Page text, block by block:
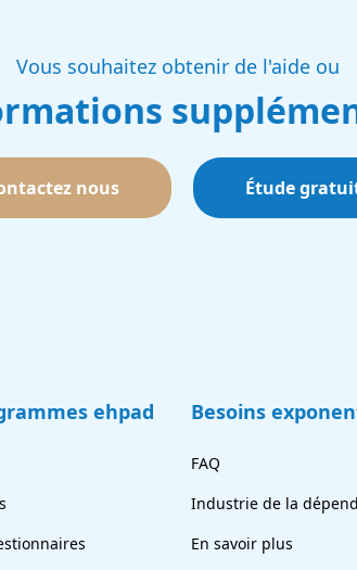
Vous souhaitez obtenir de l'aide ou
nous Étude
ehpad Besoins
FAQ
Industrie de la
En savoir plus